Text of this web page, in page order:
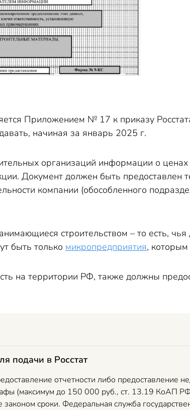
Приложением № 17 к приказу
начиная за январь 2025 г.
организаций информации о
Документ должен быть предоставлен
компании (обособленного
строительством – то есть, чья
быть только микропредприятия, которым
на территории РФ, также должны
подачи в Росстат
отчетности либо предоставление
(максимум до 150 000 руб., ст. 13.19 КоАП
сроки. Федеральная служба